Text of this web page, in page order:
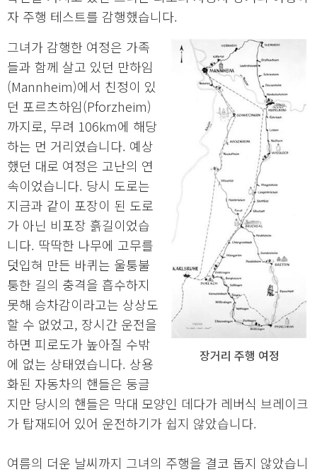
자 주행 테스트를 감행했습니다.
장거리 주행 여정
그녀가 감행한 여정은 가족
들과 함께 살고 있던 만하임
(Mannheim)에서 친정이 있
던 포르츠하임(Pforzheim)
까지로, 무려 106km에 해당
하는 먼 거리였습니다. 예상
했던 대로 여정은 고난의 연
속이었습니다. 당시 도로는
지금과 같이 포장이 된 도로
가 아닌 비포장 흙길이었습
니다. 딱딱한 나무에 고무를
덧입혀 만든 바퀴는 울퉁불
퉁한 길의 충격을 흡수하지
못해 승차감이라고는 상상도
할 수 없었고, 장시간 운전을
하면 피로도가 높아질 수밖
에 없는 상태였습니다. 상용
화된 자동차의 핸들은 둥글
지만 당시의 핸들은 막대 모양인 데다가 레버식 브레이크
가 탑재되어 있어 운전하기가 쉽지 않았습니다.
여름의 더운 날씨까지 그녀의 주행을 결코 돕지 않았습니